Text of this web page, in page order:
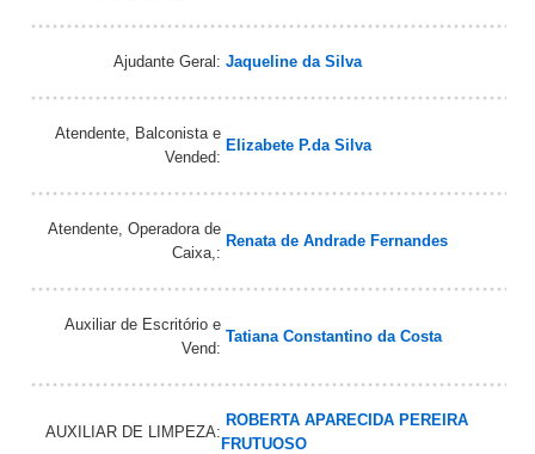
Ajudante Geral: Jaqueline da Silva
Atendente, Balconista e
Vended:
Elizabete P.da Silva
Atendente, Operadora de
Caixa,:
Renata de Andrade Fernandes
Auxiliar de Escritório e
Vend:
Tatiana Constantino da Costa
AUXILIAR DE LIMPEZA:
ROBERTA APARECIDA PEREIRA
FRUTUOSO